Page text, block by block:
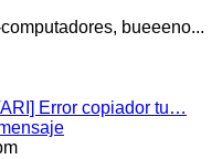
bueeeno...
Error copiador tu…